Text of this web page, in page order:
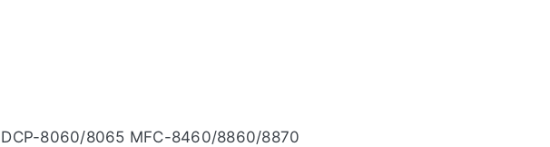
8060/8065 MFC-8460/8860/8870